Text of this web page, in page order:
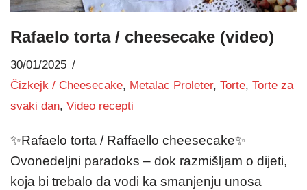
Rafaelo torta / cheesecake (video)
30/01/2025
Čizkejk / Cheesecake, Metalac Proleter, Torte, Torte za
svaki dan, Video recepti
✨Rafaelo torta / Raffaello cheesecake✨
Ovonedeljni paradoks – dok razmišljam o dijeti,
koja bi trebalo da vodi ka smanjenju unosa